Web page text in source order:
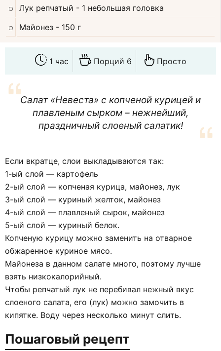
Лук репчатый - 1 небольшая головка
Майонез - 150 г
1 час Порций 6 Просто
Салат «Невеста» с копченой курицей и
плавленым сырком – нежнейший,
праздничный слоеный салатик!
Если вкратце, слои выкладываются так:
1-ый слой — картофель
2-ый слой — копченая курица, майонез, лук
3-ый слой — куриный желток, майонез
4-ый слой — плавленый сырок, майонез
5-ый слой — куриный белок.
Копченую курицу можно заменить на отварное
обжаренное куриное мясо.
Майонеза в данном салате много, поэтому лучше
взять низкокалорийный.
Чтобы репчатый лук не перебивал нежный вкус
слоеного салата, его (лук) можно замочить в
кипятке. Воду через несколько минут слить.
Пошаговый рецепт